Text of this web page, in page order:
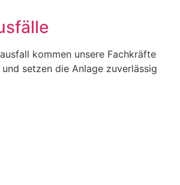
kommen unsere Fachkräfte
setzen die Anlage zuverlässig